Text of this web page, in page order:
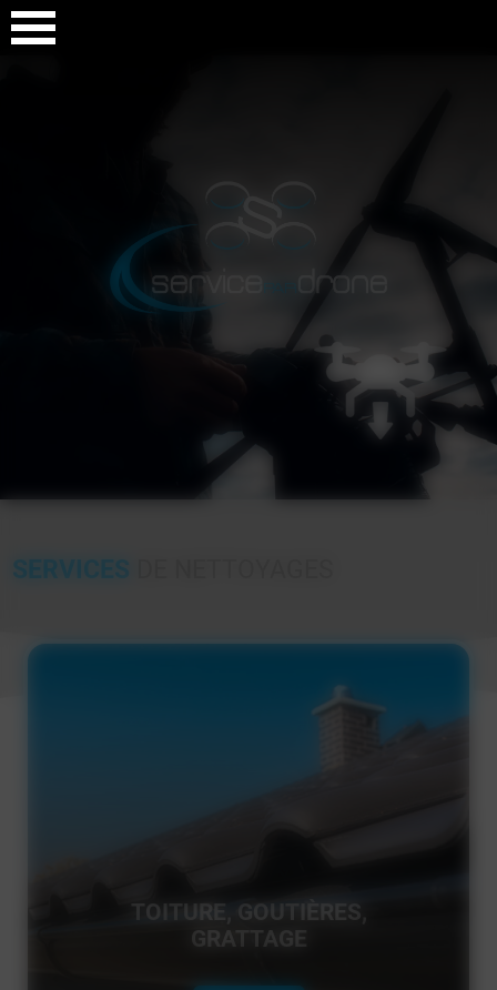
Panneau de gestion des cookies
SERVICES
TOITURE, GOUTIÈRES,
GRATTAGE